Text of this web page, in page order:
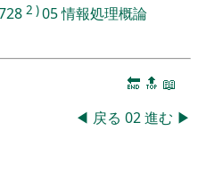
2 )05情報処理概論
🔚 🔝 📖
◀ 戻る 02進む ▶